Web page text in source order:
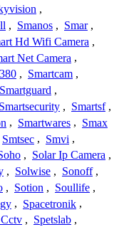
,
, Smanos , Smar ,
Hd Wifi Camera ,
Net Camera ,
, Smartcam ,
Smartguard ,
Smartsecurity , Smartsf ,
, Smartwares , Smax
Smtsec , Smvi ,
, Solar Ip Camera ,
, Solwise , Sonoff ,
, Sotion , Soullife ,
, Spacetronik ,
, Spetslab ,